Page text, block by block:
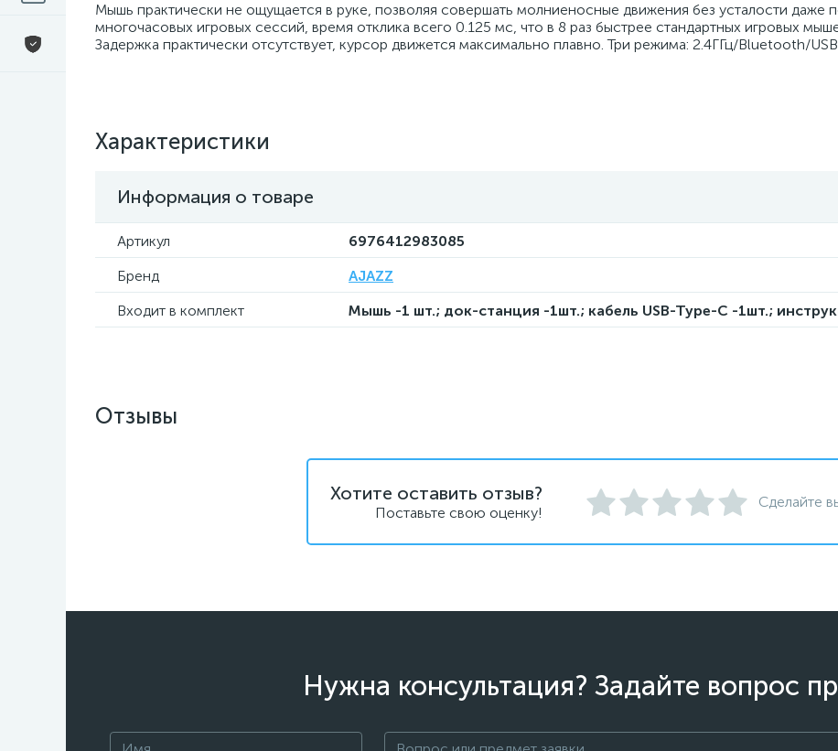
Мышь практически не ощущается в руке, позволяя совершать молниеносные движения без усталости даже
многочасовых игровых сессий, время отклика всего 0.125 мс, что в 8 раз быстрее стандартных игровых
Задержка практически отсутствует, курсор движется максимально плавно. Три режима: 2.4ГГц/Bluetooth/
Характеристики
Информация о товаре
Артикул
6976412983085
Бренд
AJAZZ
Входит в комплект
Мышь -1 шт.; док-станция -1шт.; кабель USB-Type-C -1шт.;
Отзывы
Хотите оставить отзыв?
Поставьте свою оценку!
Сделайте
Нужна консультация? Задайте вопрос